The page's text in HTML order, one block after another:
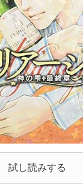
試し読みする